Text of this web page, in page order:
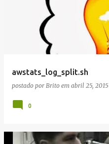
awstats_log_split.sh
postado por Brito em abril 25, 2015
0